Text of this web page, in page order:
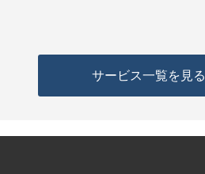
サービス一覧を見る